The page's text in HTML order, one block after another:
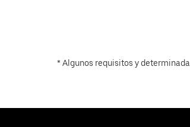
* Algunos requisitos y